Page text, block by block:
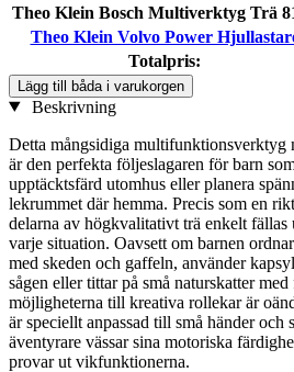
Theo Klein Bosch Multiverktyg Trä
Theo Klein Volvo Power
Totalpris:
Lägg till båda i varukorgen
Beskrivning
Detta mångsidiga multifunktionsverktyg
är den perfekta följeslagaren för barn
upptäcktsfärd utomhus eller planera
lekrummet där hemma. Precis som en
delarna av högkvalitativt trä enkelt
varje situation. Oavsett om barnen
med skeden och gaffeln, använder
sågen eller tittar på små naturskatter
möjligheterna till kreativa rollekar är
är speciellt anpassad till små händer och
äventyrare vässar sina motoriska
provar ut vikfunktionerna.